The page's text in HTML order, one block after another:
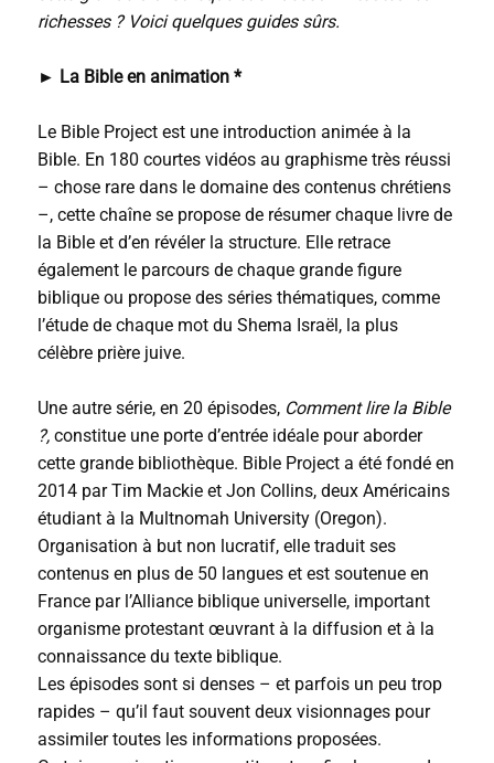
richesses ? Voici quelques guides sûrs.
► La Bible en animation *
Le Bible Project est une introduction animée à la
Bible. En 180 courtes vidéos au graphisme très réussi
– chose rare dans le domaine des contenus chrétiens
–, cette chaîne se propose de résumer chaque livre de
la Bible et d’en révéler la structure. Elle retrace
également le parcours de chaque grande figure
biblique ou propose des séries thématiques, comme
l’étude de chaque mot du Shema Israël, la plus
célèbre prière juive.
Une autre série, en 20 épisodes, Comment lire la Bible
?,constitue une porte d’entrée idéale pour aborder
cette grande bibliothèque. Bible Project a été fondé en
2014 par Tim Mackie et Jon Collins, deux Américains
étudiant à la Multnomah University (Oregon).
Organisation à but non lucratif, elle traduit ses
contenus en plus de 50 langues et est soutenue en
France par l’Alliance biblique universelle, important
organisme protestant œuvrant à la diffusion et à la
connaissance du texte biblique.
Les épisodes sont si denses – et parfois un peu trop
rapides – qu’il faut souvent deux visionnages pour
assimiler toutes les informations proposées.